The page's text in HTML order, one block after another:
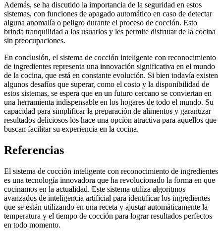
Además, se ha discutido la importancia de la seguridad en estos
sistemas, con funciones de apagado automático en caso de detectar
alguna anomalía o peligro durante el proceso de cocción. Esto
brinda tranquilidad a los usuarios y les permite disfrutar de la cocina
sin preocupaciones.
En conclusión, el sistema de cocción inteligente con reconocimiento
de ingredientes representa una innovación significativa en el mundo
de la cocina, que está en constante evolución. Si bien todavía existen
algunos desafíos que superar, como el costo y la disponibilidad de
estos sistemas, se espera que en un futuro cercano se conviertan en
una herramienta indispensable en los hogares de todo el mundo. Su
capacidad para simplificar la preparación de alimentos y garantizar
resultados deliciosos los hace una opción atractiva para aquellos que
buscan facilitar su experiencia en la cocina.
Referencias
El sistema de cocción inteligente con reconocimiento de ingredientes
es una tecnología innovadora que ha revolucionado la forma en que
cocinamos en la actualidad. Este sistema utiliza algoritmos
avanzados de inteligencia artificial para identificar los ingredientes
que se están utilizando en una receta y ajustar automáticamente la
temperatura y el tiempo de cocción para lograr resultados perfectos
en todo momento.